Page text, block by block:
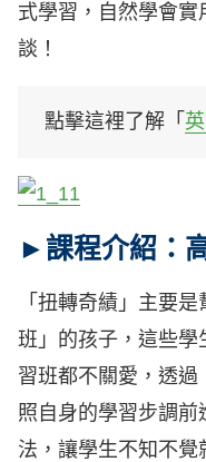
式學習，自然學會
談！
點擊這裡了解「
►課程介紹：
「扭轉奇績」主要
班」的孩子，這些
習班都不關愛，透
照自身的學習步調
法，讓學生不知不